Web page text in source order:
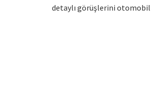
detaylı görüşlerini otomobil